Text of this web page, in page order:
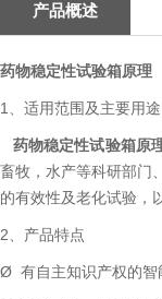
产品概述
药物稳定性试验箱原理
1、适用范围及主要用途
药物稳定性试验箱原
畜牧，水产等
的有效性及老化试验，
2、产品特点
Ø 有自主知识产权的智